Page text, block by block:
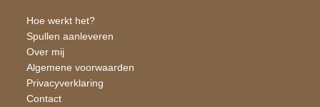
Hoe werkt het?
Spullen aanleveren
Over mij
Algemene voorwaarden
Privacyverklaring
Contact